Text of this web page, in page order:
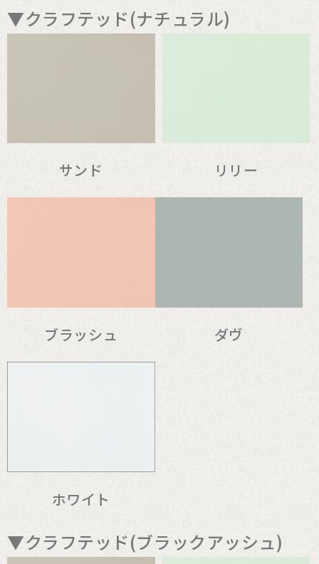
▼クラフテッド(ナチュラル)
サンド リリー
ブラッシュ ダヴ
ホワイト
▼クラフテッド(ブラックアッシュ)